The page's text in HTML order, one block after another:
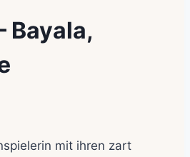
Bayala,
mit ihren zart